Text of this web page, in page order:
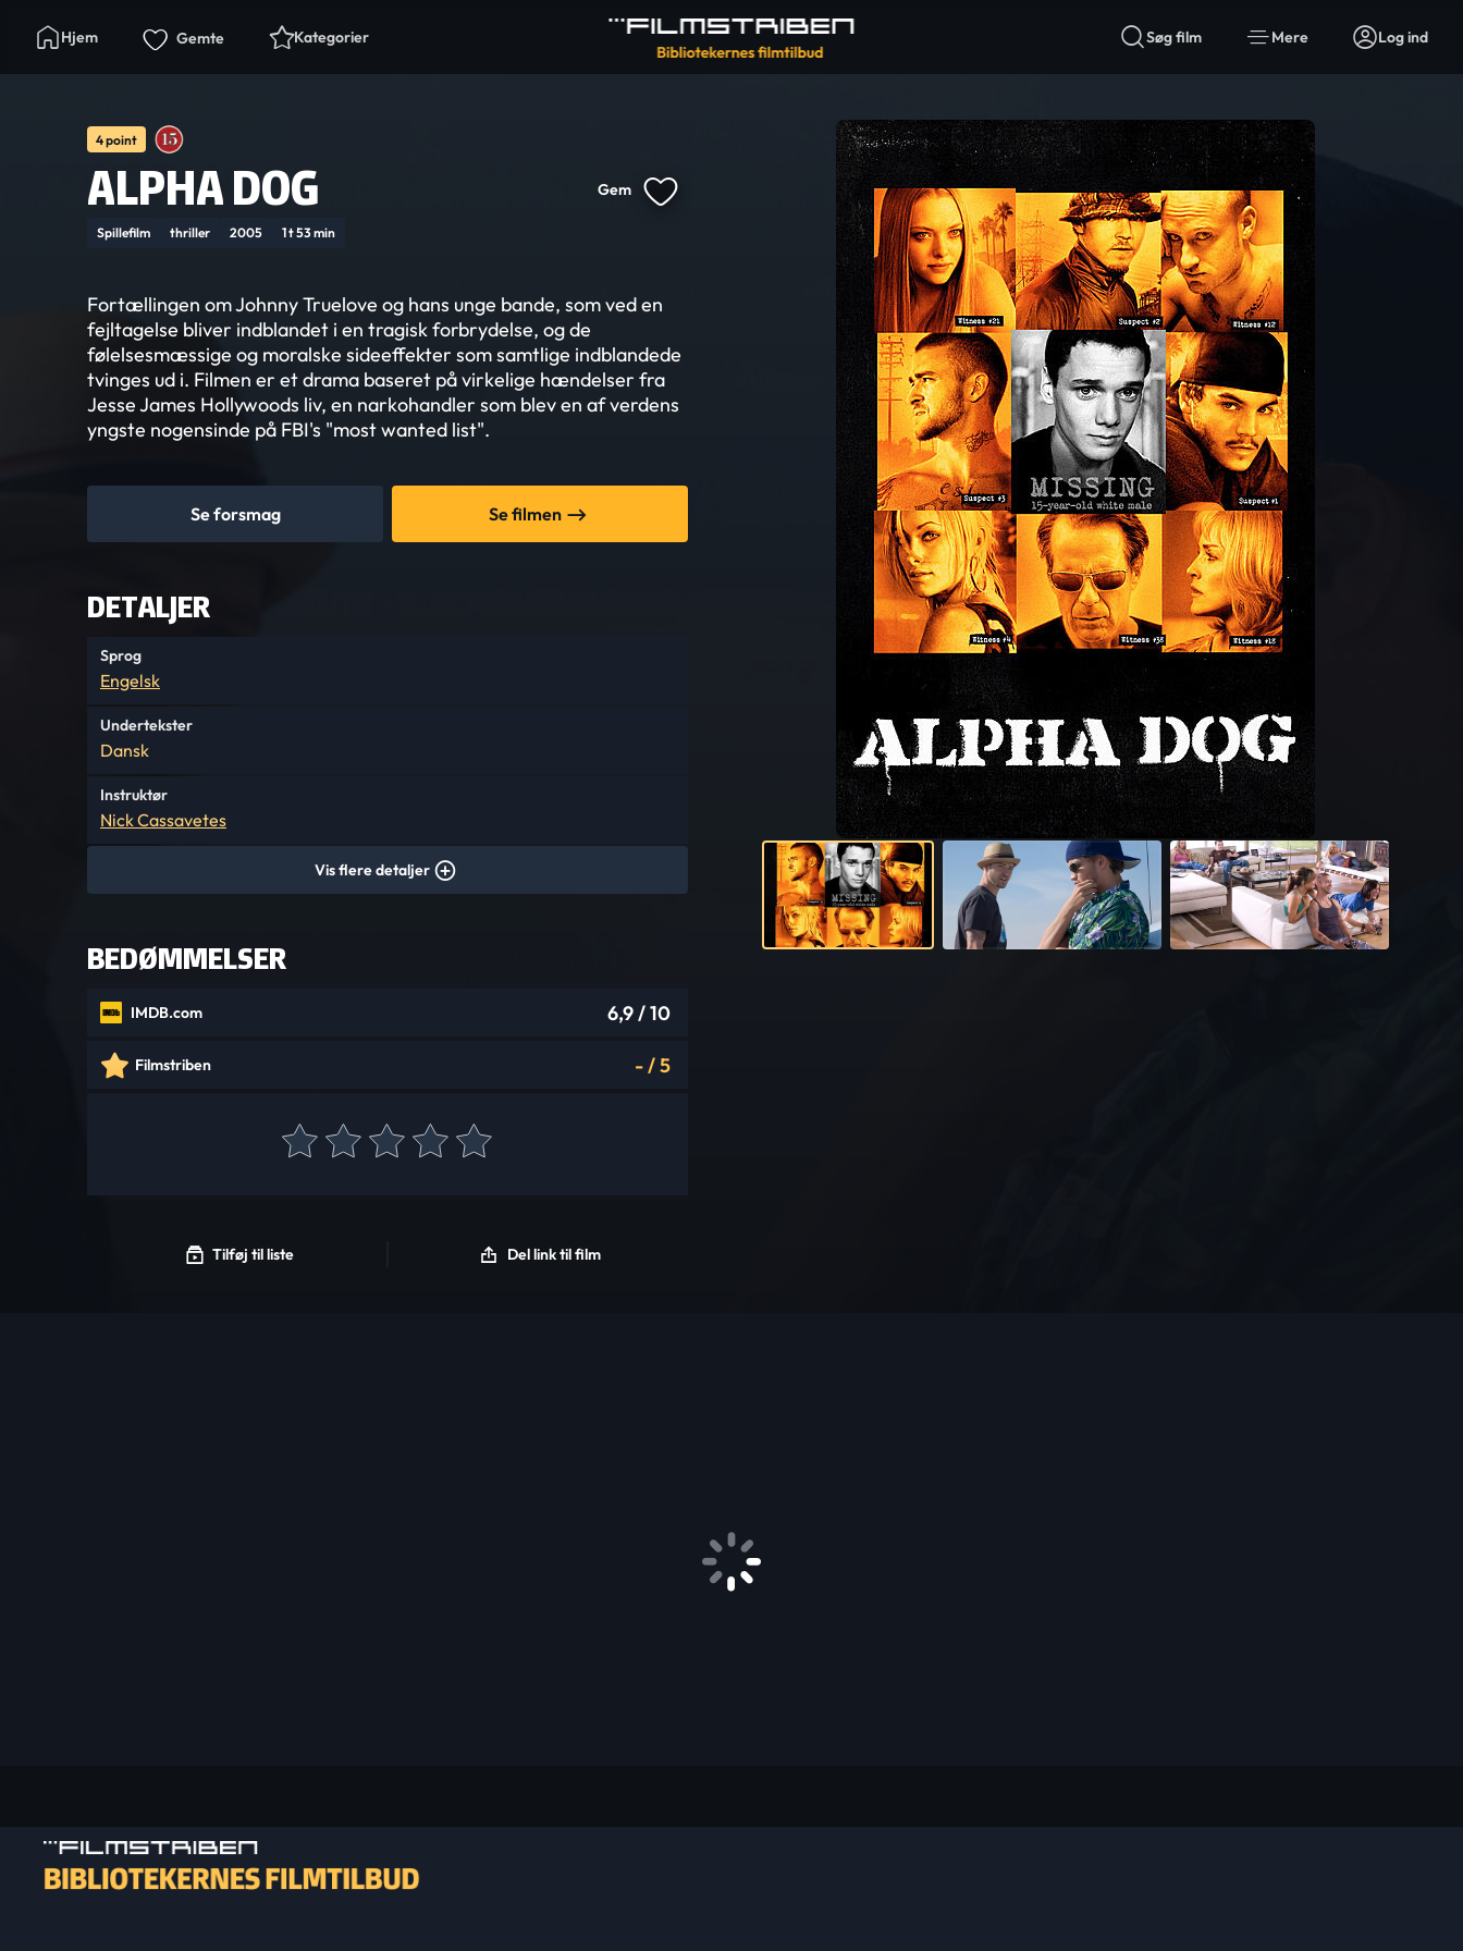
Hjem Gemte Kategorier Søg film Mere Log ind
4 point
ALPHA DOG Gem
Spillefilm thriller 2005 1 t 53 min
Fortællingen om Johnny Truelove og hans unge bande, som ved en
fejltagelse bliver indblandet i en tragisk forbrydelse, og de
følelsesmæssige og moralske sideeffekter som samtlige indblandede
tvinges ud i. Filmen er et drama baseret på virkelige hændelser fra
Jesse James Hollywoods liv, en narkohandler som blev en af verdens
yngste nogensinde på FBI's "most wanted list".
Se forsmag Se filmen
DETALJER
Sprog
Engelsk
Undertekster
Dansk
Instruktør
Nick Cassavetes
Vis flere detaljer
BEDØMMELSER
IMDB.com 6,9/ 10
Filmstriben -/5
Tilføj til liste Del link til film